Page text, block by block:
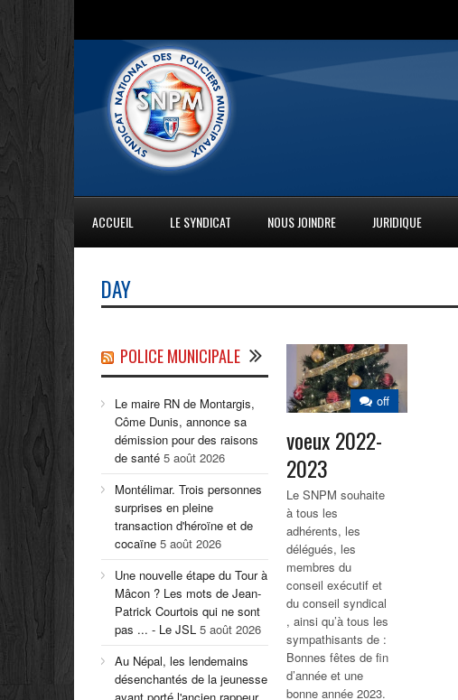
ACCUEIL LE SYNDICAT NOUS JOINDRE JURIDIQUE
DAY
off
voeux 2022-
2023
Le SNPM souhaite
à tous les
adhérents, les
délégués, les
membres du
conseil exécutif et
du conseil syndical
, ainsi qu’à tous les
sympathisants de :
Bonnes fêtes de fin
d’année et une
bonne année 2023.
POLICE MUNICIPALE
Le maire RN de Montargis,
Côme Dunis, annonce sa
démission pour des raisons
de santé 5 août 2026
Montélimar. Trois personnes
surprises en pleine
transaction d'héroïne et de
cocaïne 5 août 2026
Une nouvelle étape du Tour à
Mâcon ? Les mots de Jean-
Patrick Courtois qui ne sont
pas ... - Le JSL 5 août 2026
Au Népal, les lendemains
désenchantés de la jeunesse
ayant porté l'ancien rappeur